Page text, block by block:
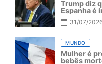
Trump diz
Espanha é
31/07/
MUNDO
Mulher é
bebês